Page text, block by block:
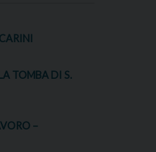
TOMBA DI S.
–